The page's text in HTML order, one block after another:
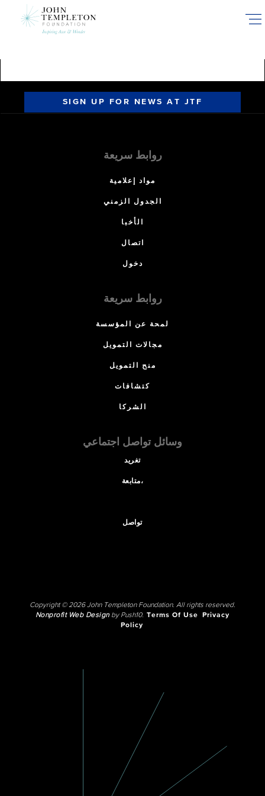
SIGN UP FOR NEWS AT JTF
روابط سريعة
مواد إعلامية
الجدول الزمني
الأخبا
اتصال
دخول
روابط سريعة
لمحة عن المؤسسة
مجالات التمويل
منح التمويل
كتشافات
الشركا
وسائل تواصل اجتماعي
تغريد
متابعة،
تواصل
Copyright © 2026 John Templeton Foundation. All rights reserved.
Nonprofit Web Designby Push10. Terms Of Use
Privacy
Policy